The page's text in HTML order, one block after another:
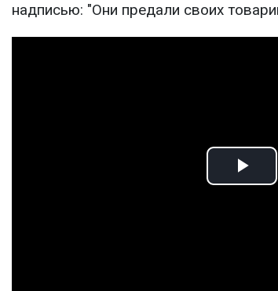
надписью: "Они предали своих
Play